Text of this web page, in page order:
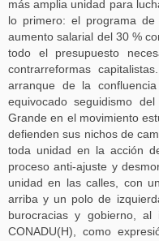
más amplia unidad para
lo primero: el programa
aumento salarial del 30 %
todo el presupuesto
contrarreformas
arranque de la
equivocado seguidismo
Grande en el movimiento
defienden sus nichos de
toda unidad en la acción
proceso anti-ajuste y
unidad en las calles, con
arriba y un polo de
burocracias y gobierno,
CONADU(H), como